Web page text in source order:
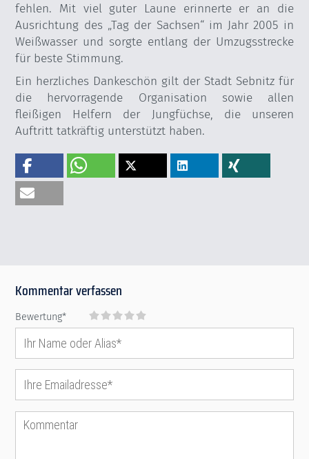
fehlen. Mit viel guter Laune erinnerte er an die
Ausrichtung des „Tag der Sachsen“ im Jahr 2005 in
Weißwasser und sorgte entlang der Umzugsstrecke
für beste Stimmung.
Ein herzliches Dankeschön gilt der Stadt Sebnitz für
die hervorragende Organisation sowie allen
fleißigen Helfern der Jungfüchse, die unseren
Auftritt tatkräftig unterstützt haben.
Kommentar verfassen
Bewertung*